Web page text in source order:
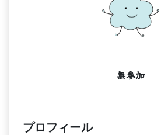
無参加
プロフィール